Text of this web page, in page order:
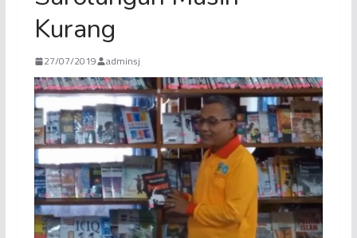
Kurang
27/07/2019 adminsj